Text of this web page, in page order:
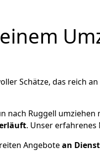
Schätze, das reich
nach Ruggell
. Unser
Angebotean